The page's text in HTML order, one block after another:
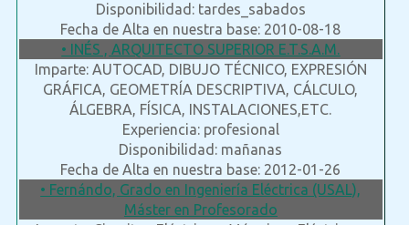
Disponibilidad: tardes_sabados
Fecha de Alta en nuestra base: 2010-08-18
• INÉS , ARQUITECTO SUPERIOR E.T.S.A.M.
Imparte: AUTOCAD, DIBUJO TÉCNICO, EXPRESIÓN
GRÁFICA, GEOMETRÍA DESCRIPTIVA, CÁLCULO,
ÁLGEBRA, FÍSICA, INSTALACIONES,ETC.
Experiencia: profesional
Disponibilidad: mañanas
Fecha de Alta en nuestra base: 2012-01-26
• Fernándo, Grado en Ingeniería Eléctrica (USAL),
Máster en Profesorado